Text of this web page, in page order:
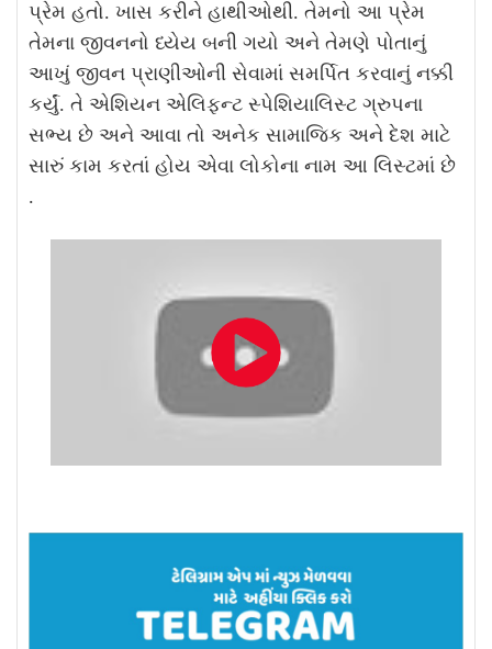
પ્રેમ હતો. ખાસ કરીને હાથીઓથી. તેમનો આ પ્રેમ
તેમના જીવનનો ધ્યેય બની ગયો અને તેમણે પોતાનું
આખું જીવન પ્રાણીઓની સેવામાં સમર્પિત કરવાનું નક્કી
કર્યું. તે એશિયન એલિફન્ટ સ્પેશિયાલિસ્ટ ગ્રુપના
સભ્ય છે અને આવા તો અનેક સામાજિક અને દેશ માટે
સારું કામ કરતાં હોય એવા લોકોના નામ આ લિસ્ટમાં છે
.